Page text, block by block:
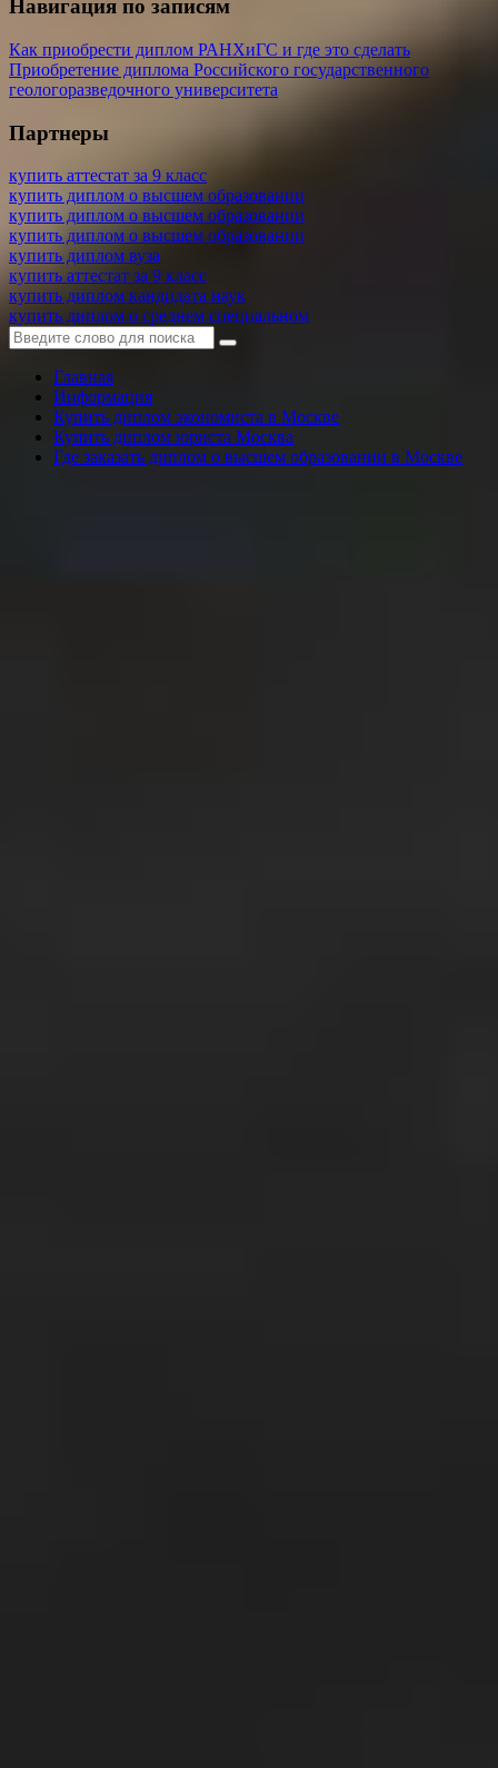
Навигация по записям
Как приобрести диплом РАНХиГС и где это сделать
Приобретение диплома Российского государственного
геологоразведочного университета
Партнеры
купить аттестат за 9 класс
купить диплом о высшем образовании
купить диплом о высшем образовании
купить диплом о высшем образовании
купить диплом вуза
купить аттестат за 9 класс
купить диплом кандидата наук
купить диплом о среднем специальном
Главная
Информация
Купить диплом экономиста в Москве
Купить диплом юриста Москва
Где заказать диплом о высшем образовании в Москве